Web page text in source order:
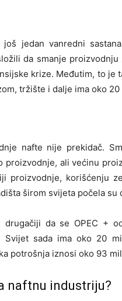
jedan vanredni
da smanje
krize. Međutim, to je
tržište i dalje ima oko
nafte nije prekidač.
proizvodnje, ali većinu
proizvodnje, korišćenju
širom svijeta počela
da se OPEC +
Svijet sada ima oko 20
potrošnja iznosi oko 93
naftnu industriju?